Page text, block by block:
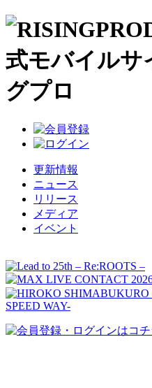
更新情報
ニュース
リリース
メディア
イベント